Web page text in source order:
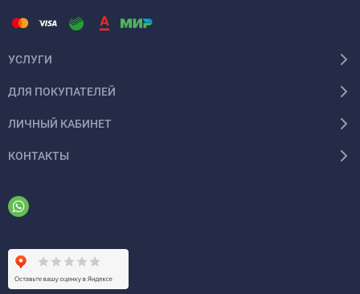
УСЛУГИ
ДЛЯ ПОКУПАТЕЛЕЙ
ЛИЧНЫЙ КАБИНЕТ
КОНТАКТЫ